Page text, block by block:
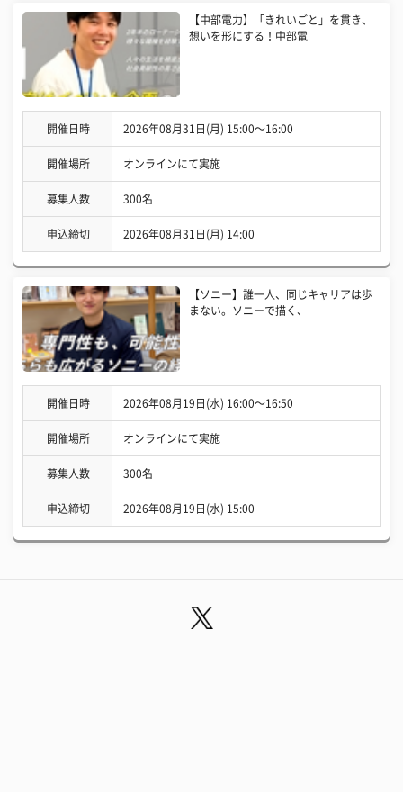
【中部電力】「きれいごと」を貫き、
想いを形にする！中部電
開催日時 2026年08月31日(月) 15:00〜16:00
開催場所 オンラインにて実施
募集人数 300名
申込締切 2026年08月31日(月) 14:00
【ソニー】誰一人、同じキャリアは歩
まない。ソニーで描く、
開催日時 2026年08月19日(水) 16:00〜16:50
開催場所 オンラインにて実施
募集人数 300名
申込締切 2026年08月19日(水) 15:00